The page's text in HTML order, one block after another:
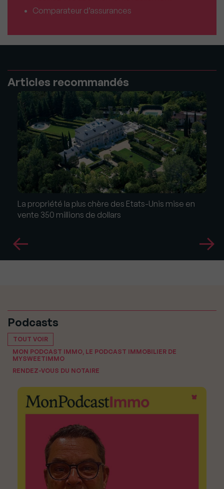
Comparateur d’assurances
Articles recommandés
La propriété la plus chère des Etats-Unis mise en
vente 350 millions de dollars
Podcasts
TOUT VOIR
MON PODCAST IMMO, LE PODCAST IMMOBILIER DE
MYSWEETIMMO
RENDEZ-VOUS DU NOTAIRE